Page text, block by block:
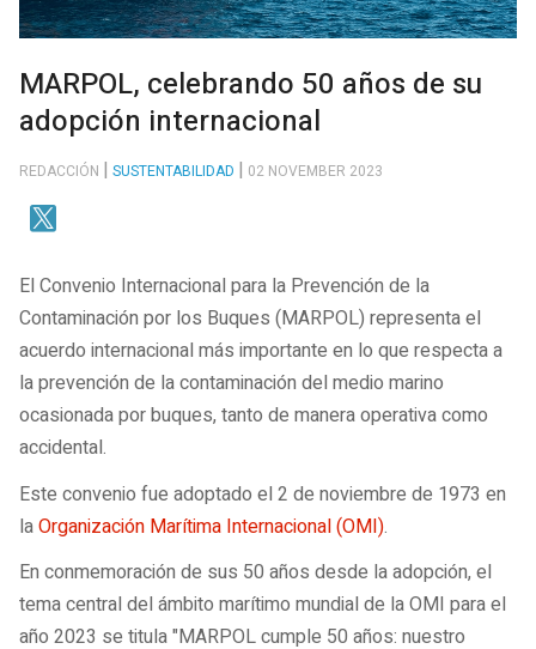
MARPOL, celebrando 50 años de su
adopción internacional
REDACCIÓN SUSTENTABILIDAD 02 NOVEMBER 2023
El Convenio Internacional para la Prevención de la
Contaminación por los Buques (MARPOL) representa el
acuerdo internacional más importante en lo que respecta a
la prevención de la contaminación del medio marino
ocasionada por buques, tanto de manera operativa como
accidental.
Este convenio fue adoptado el 2 de noviembre de 1973 en
laOrganización Marítima Internacional (OMI).
En conmemoración de sus 50 años desde la adopción, el
tema central del ámbito marítimo mundial de la OMI para el
año 2023 se titula "MARPOL cumple 50 años: nuestro